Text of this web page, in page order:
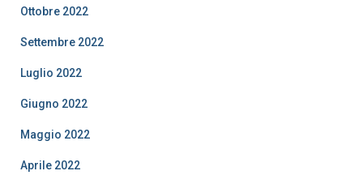
Ottobre 2022
Settembre 2022
Luglio 2022
Giugno 2022
Maggio 2022
Aprile 2022